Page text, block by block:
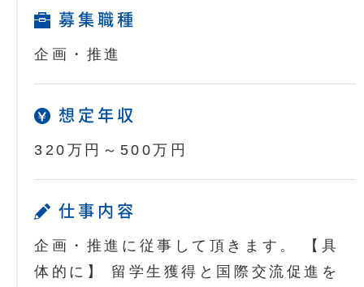
募集職種
企画・推進
想定年収
320万円～500万円
仕事内容
企画・推進に従事して頂きます。 【具
体的に】 留学生獲得と国際交流促進を